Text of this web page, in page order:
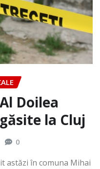
Doilea
la Cluj
0
astăzi în comuna Mihai